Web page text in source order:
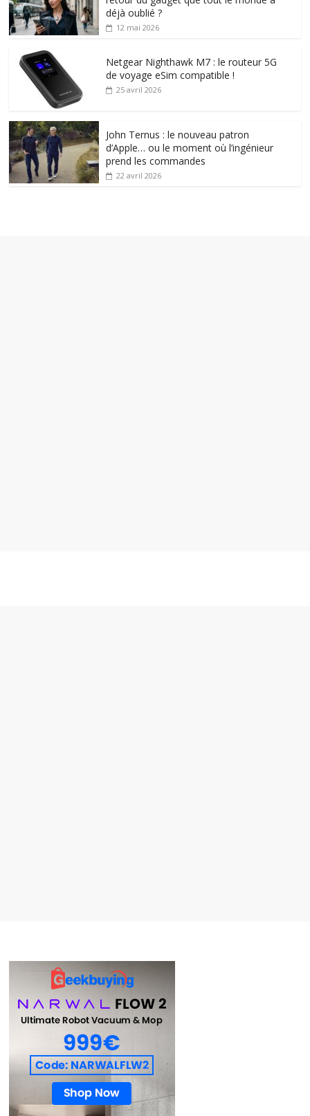
déjà oublié ?
12 mai 2026
Netgear Nighthawk M7 : le routeur 5G
de voyage eSim compatible !
25 avril 2026
John Ternus : le nouveau patron
d’Apple… ou le moment où l’ingénieur
prend les commandes
22 avril 2026